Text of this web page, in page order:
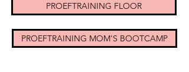
PROEFTRAINING FLOOR
PROEFTRAINING MOM'S BOOTCAMP